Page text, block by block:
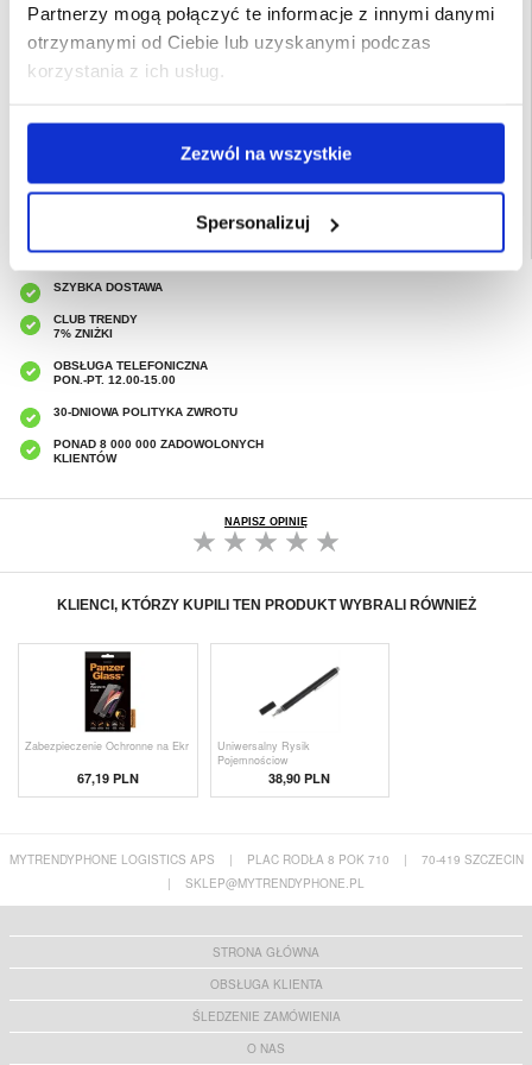
Partnerzy mogą połączyć te informacje z innymi danymi
otrzymanymi od Ciebie lub uzyskanymi podczas
korzystania z ich usług.
Zezwól na wszystkie
Spersonalizuj
- Obrotowe etui zostało wykonane z poliuretanu i tworzywa sztucznego
Przeznaczenie: iPad Pro 12.9 (2017)
Opakowanie:Zastępcze
Etui & Akcesoria iPad,iPad Pro 12.9 (2. Gen) Etui & Akcesoria
SZYBKA DOSTAWA
CLUB TRENDY
7% ZNIŻKI
OBSŁUGA TELEFONICZNA
PON.-PT. 12.00-15.00
30-DNIOWA POLITYKA ZWROTU
PONAD 8 000 000 ZADOWOLONYCH
KLIENTÓW
NAPISZ OPINIĘ
KLIENCI, KTÓRZY KUPILI TEN PRODUKT WYBRALI RÓWNIEŻ
Zabezpieczenie Ochronne na Ekr
67,19 PLN
Uniwersalny Rysik
Pojemnościow
38,90 PLN
MYTRENDYPHONE LOGISTICS APS | PLAC RODŁA 8 POK 710 |
70-419 SZCZECIN
|
SKLEP@MYTRENDYPHONE.PL
STRONA GŁÓWNA
OBSŁUGA KLIENTA
ŚLEDZENIE ZAMÓWIENIA
O NAS